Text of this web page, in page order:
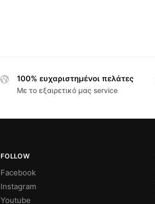
100% ευχαριστημένοι πελάτες
Με το εξαιρετικό μας service
FOLLOW
Facebook
Instagram
Youtube